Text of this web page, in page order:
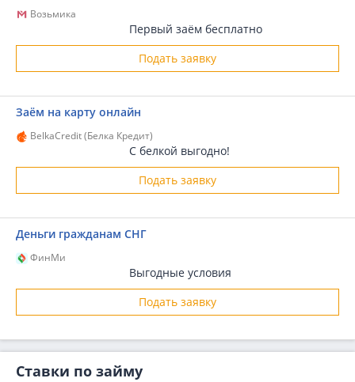
Возьмика
Первый заём бесплатно
Подать заявку
Заём на карту онлайн
BelkaCredit (Белка Кредит)
С белкой выгодно!
Подать заявку
Деньги гражданам СНГ
ФинМи
Выгодные условия
Подать заявку
Ставки по займу